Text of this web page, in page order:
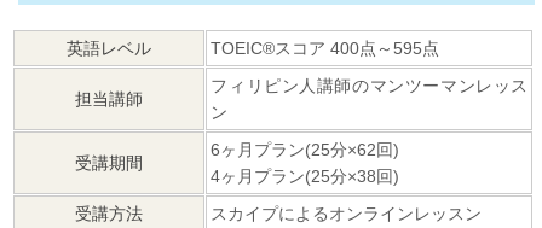
英語レベル TOEIC®スコア400点～595点
担当講師
フィリピン人講師のマンツーマンレッス
ン
受講期間
6ヶ月プラン(25分×62回)
4ヶ月プラン(25分×38回)
受講方法
スカイプによるオンラインレッスン